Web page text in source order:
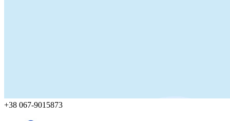
+38 067-9015873